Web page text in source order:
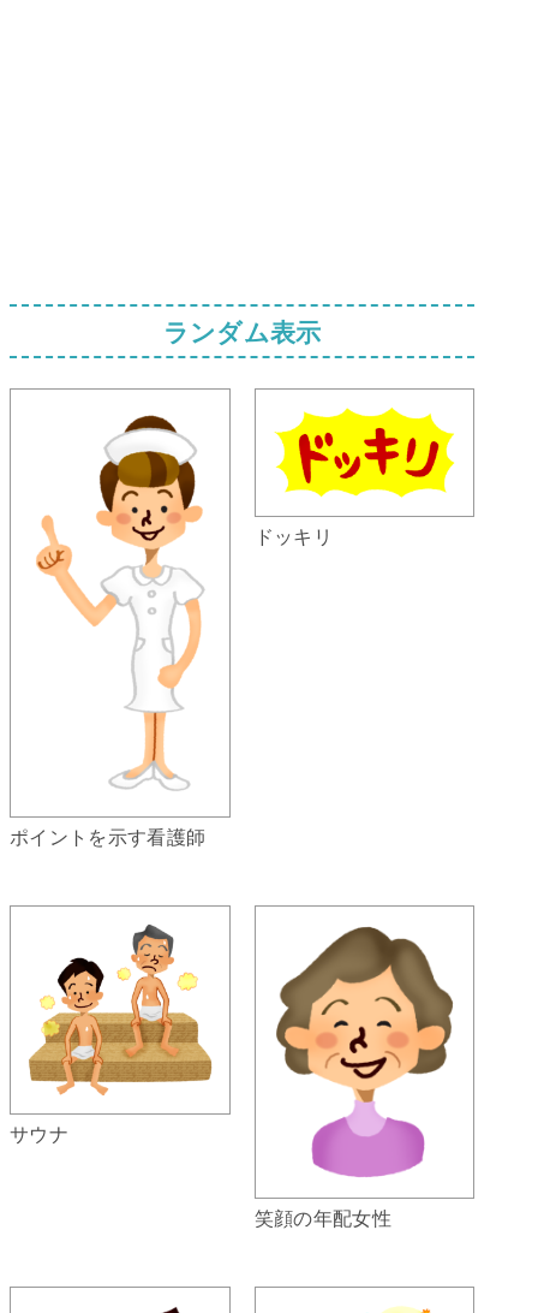
ランダム表示
ポイントを示す看護師
ドッキリ
サウナ
笑顔の年配女性